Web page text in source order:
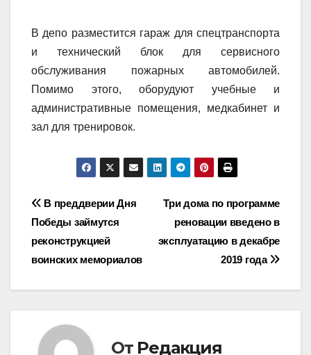
В депо разместится гараж для спецтранспорта
и технический блок для сервисного
обслуживания пожарных автомобилей.
Помимо этого, оборудуют учебные и
административные помещения, медкабинет и
зал для тренировок.
Навигация
по
записям
Три дома по программе
реновации введено в
эксплуатацию в декабре
2019 года
В преддверии Дня
Победы займутся
реконструкцией
воинских мемориалов
От Редакция